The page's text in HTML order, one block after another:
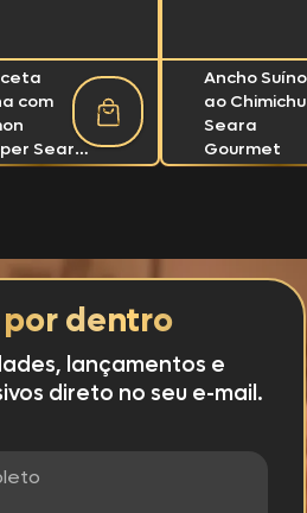
com
Seara
Ancho Suíno
ao
Seara
Gourmet
por dentro
lançamentos e
direto no seu e-mail.